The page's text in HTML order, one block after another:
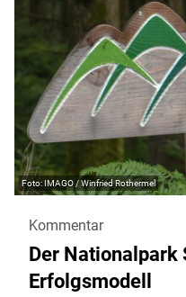
IMAGO / Winfried Rothermel
Kommentar
Der Nationalpark
Erfolgsmodell